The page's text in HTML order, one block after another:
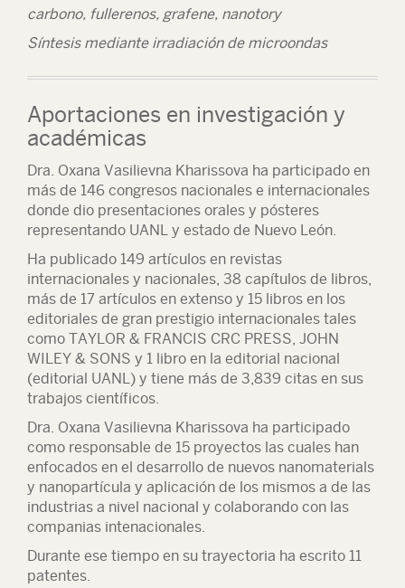
carbono, fullerenos, grafene, nanotory
Síntesis mediante irradiación de microondas
Aportaciones en investigación y
académicas
Dra. Oxana Vasilievna Kharissova ha participado en
más de 146 congresos nacionales e internacionales
donde dio presentaciones orales y pósteres
representando UANL y estado de Nuevo León.
Ha publicado 149 artículos en revistas
internacionales y nacionales, 38 capítulos de libros,
más de 17 artículos en extenso y 15 libros en los
editoriales de gran prestigio internacionales tales
como TAYLOR & FRANCIS CRC PRESS, JOHN
WILEY & SONS y 1 libro en la editorial nacional
(editorial UANL) y tiene más de 3,839 citas en sus
trabajos científicos.
Dra. Oxana Vasilievna Kharissova ha participado
como responsable de 15 proyectos las cuales han
enfocados en el desarrollo de nuevos nanomaterials
y nanopartícula y aplicación de los mismos a de las
industrias a nivel nacional y colaborando con las
companias intenacionales.
Durante ese tiempo en su trayectoria ha escrito 11
patentes.